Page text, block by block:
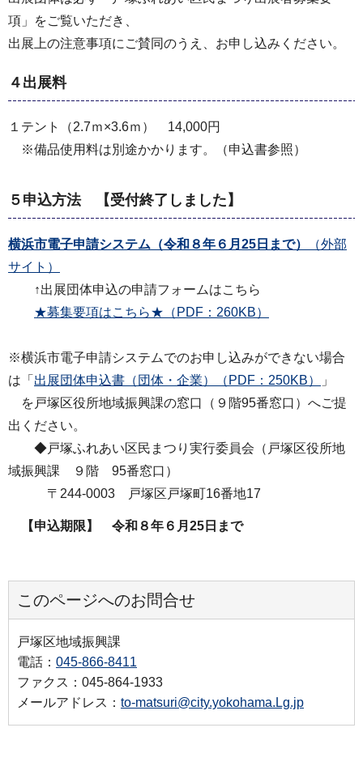
項」をご覧いただき、
出展上の注意事項にご賛同のうえ、お申し込みください。
４出展料
１テント（2.7ｍ×3.6ｍ） 14,000円
※備品使用料は別途かかります。（申込書参照）
５申込方法 【受付終了しました】
横浜市電子申請システム（令和８年６月25日まで）
（外部
サイト）
↑出展団体申込の申請フォームはこちら
★募集要項はこちら★（PDF：260KB）
※横浜市電子申請システムでのお申し込みができない場合
は「 出展団体申込書（団体・企業）（PDF：250KB）
」
を戸塚区役所地域振興課の窓口（９階95番窓口）へご提
出ください。
◆戸塚ふれあい区民まつり実行委員会（戸塚区役所地
域振興課 ９階 95番窓口）
〒244-0003 戸塚区戸塚町16番地17
【申込期限】 令和８年６月25日まで
このページへのお問合せ
戸塚区地域振興課
電話： 045-866-8411
ファクス：045-864-1933
メールアドレス： to-matsuri@city.yokohama.Lg.jp